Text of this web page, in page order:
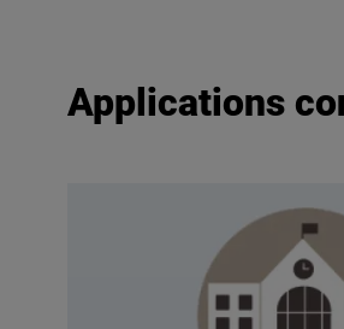
Applications